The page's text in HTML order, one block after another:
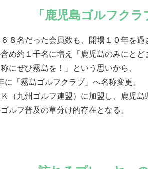
「鹿児島ゴルフク
８名だった会員数も、開場１０年を過
め約１千名に増え「鹿児島のみにとど
にぜひ霧島を！」という思いから、
に「霧島ゴルフクラブ」へ名称変更。
（九州ゴルフ連盟）に加盟し、鹿児島
ルフ普及の草分け的存在となる。